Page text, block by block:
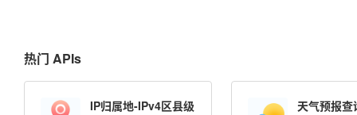
热门 APIs
IP归属地-IPv4区县级 天气预报查